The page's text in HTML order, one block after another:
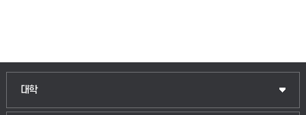
대학